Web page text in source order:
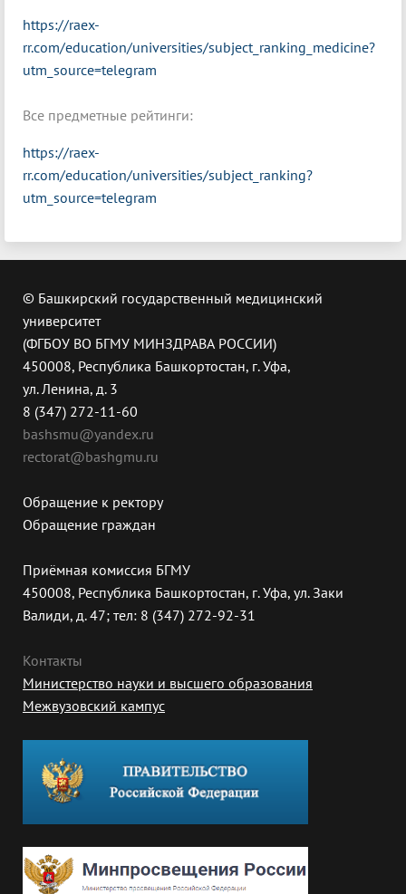
https://raex-
rr.com/education/universities/subject_ranking_medicine?
utm_source=telegram
Все предметные рейтинги:
https://raex-
rr.com/education/universities/subject_ranking?
utm_source=telegram
© Башкирский государственный медицинский
университет
(ФГБОУ ВО БГМУ МИНЗДРАВА РОССИИ)
450008, Республика Башкортостан, г. Уфа,
ул. Ленина, д. 3
8 (347) 272-11-60
bashsmu@yandex.ru
rectorat@bashgmu.ru
Обращение к ректору
Обращение граждан
Приёмная комиссия БГМУ
450008, Республика Башкортостан, г. Уфа, ул. Заки
Валиди, д. 47; тел: 8 (347) 272-92-31
Контакты
Министерство науки и высшего образования
Межвузовский кампус